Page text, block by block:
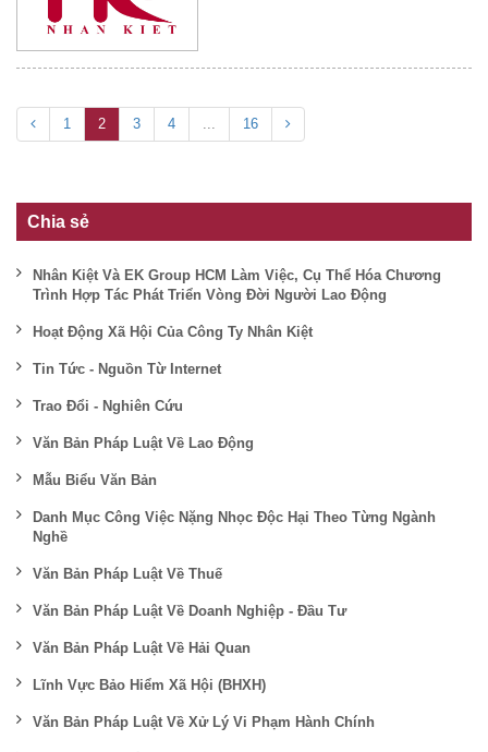
1 2 3 4 ... 16
Chia sẻ
Nhân Kiệt Và EK Group HCM Làm Việc, Cụ Thể Hóa Chương
Trình Hợp Tác Phát Triển Vòng Đời Người Lao Động
Hoạt Động Xã Hội Của Công Ty Nhân Kiệt
Tin Tức - Nguồn Từ Internet
Trao Đổi - Nghiên Cứu
Văn Bản Pháp Luật Về Lao Động
Mẫu Biểu Văn Bản
Danh Mục Công Việc Nặng Nhọc Độc Hại Theo Từng Ngành
Nghề
Văn Bản Pháp Luật Về Thuế
Văn Bản Pháp Luật Về Doanh Nghiệp - Đầu Tư
Văn Bản Pháp Luật Về Hải Quan
Lĩnh Vực Bảo Hiểm Xã Hội (BHXH)
Văn Bản Pháp Luật Về Xử Lý Vi Phạm Hành Chính